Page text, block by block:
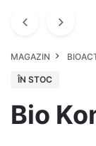
MAGAZIN
ÎN STOC
Bio